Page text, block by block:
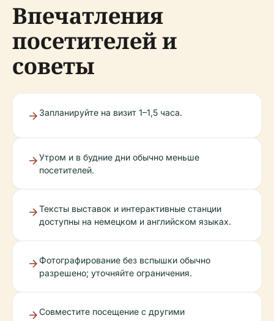
Впечатления
посетителей и
советы
Запланируйте на визит 1–1,5 часа.
Утром и в будние дни обычно меньше
посетителей.
Тексты выставок и интерактивные станции
доступны на немецком и английском языках.
Фотографирование без вспышки обычно
разрешено; уточняйте ограничения.
Совместите посещение с другими